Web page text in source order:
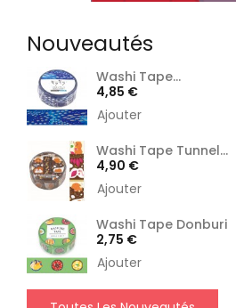
Nouveautés
Washi Tape...
Prix
4,85 €
Ajouter
Washi Tape Tunnel...
Prix
4,90 €
Ajouter
Washi Tape Donburi
Prix
2,75 €
Ajouter